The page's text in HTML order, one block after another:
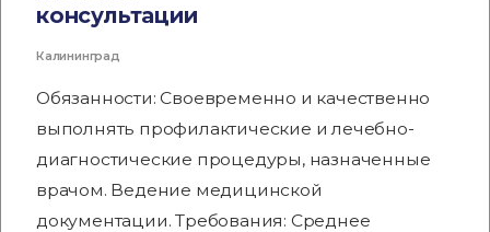
консультации
Калининград
Обязанности: Своевременно и качественно
выполнять профилактические и лечебно-
диагностические процедуры, назначенные
врачом. Ведение медицинской
документации. Требования: Среднее